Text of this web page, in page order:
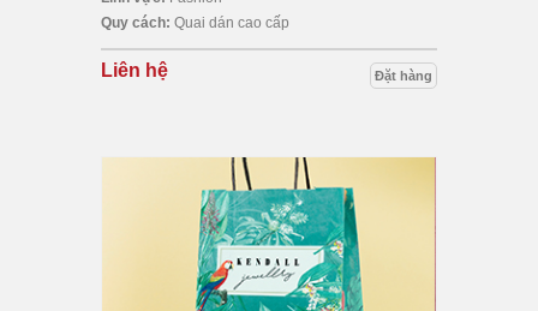
Quy cách: Quai dán cao cấp
Liên hệ Đặt hàng